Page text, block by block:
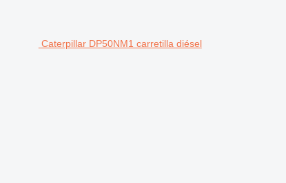
Caterpillar DP50NM1 carretilla diésel